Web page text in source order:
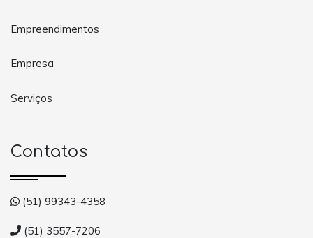
Empreendimentos
Empresa
Serviços
Contatos
(51) 99343-4358
(51) 3557-7206